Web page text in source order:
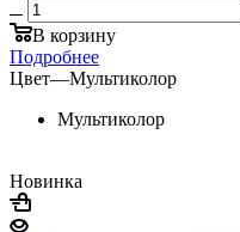
В корзину
Подробнее
Цвет—Мультиколор
Мультиколор
Новинка